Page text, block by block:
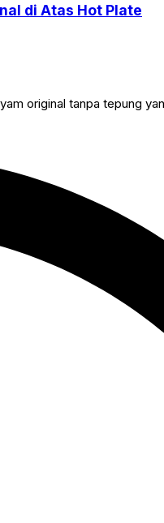
di Atas Hot Plate
original tanpa tepung